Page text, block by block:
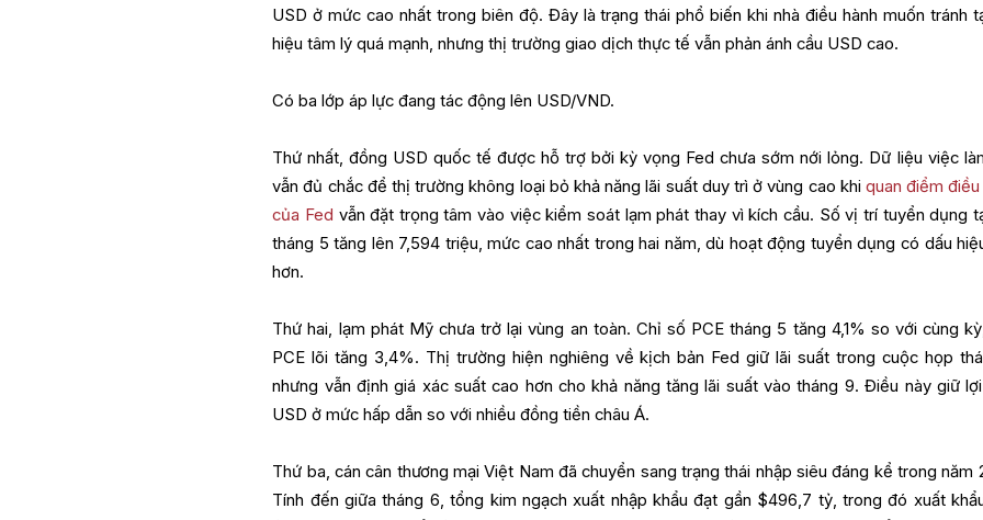
USD ở mức cao nhất trong biên độ. Đây là trạng thái phổ biến khi nhà điều hành muốn tránh
hiệu tâm lý quá mạnh, nhưng thị trường giao dịch thực tế vẫn phản ánh cầu USD cao.
Có ba lớp áp lực đang tác động lên USD/VND.
Thứ nhất, đồng USD quốc tế được hỗ trợ bởi kỳ vọng Fed chưa sớm nới lỏng. Dữ liệu việc
vẫn đủ chắc để thị trường không loại bỏ khả năng lãi suất duy trì ở vùng cao khi quan điểm điều
của Fed vẫn đặt trọng tâm vào việc kiểm soát lạm phát thay vì kích cầu. Số vị trí tuyển dụng
tháng 5 tăng lên 7,594 triệu, mức cao nhất trong hai năm, dù hoạt động tuyển dụng có dấu
hơn.
Thứ hai, lạm phát Mỹ chưa trở lại vùng an toàn. Chỉ số PCE tháng 5 tăng 4,1% so với cùng
PCE lõi tăng 3,4%. Thị trường hiện nghiêng về kịch bản Fed giữ lãi suất trong cuộc họp
nhưng vẫn định giá xác suất cao hơn cho khả năng tăng lãi suất vào tháng 9. Điều này giữ
USD ở mức hấp dẫn so với nhiều đồng tiền châu Á.
Thứ ba, cán cân thương mại Việt Nam đã chuyển sang trạng thái nhập siêu đáng kể trong năm
Tính đến giữa tháng 6, tổng kim ngạch xuất nhập khẩu đạt gần $496,7 tỷ, trong đó xuất